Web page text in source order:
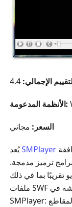
الإجمالي:
الأنظمة المدعومة:
السعر: مجاني
يُعدSMPlayer
ترميز مدمجة.
بما في ذلك
ملفات ‎SWF‎ الخاصة بك. ومن الوظائف المدهشة في
SMPlayer: أنه يستطيع تذكّر جميع الإعدادات الخاصة بالمقاطع